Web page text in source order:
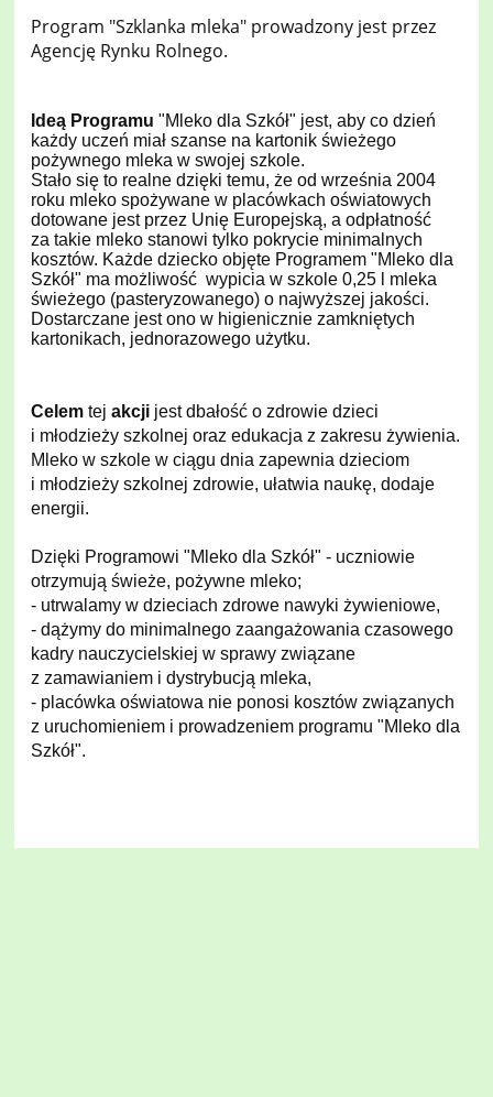
Program "Szklanka mleka" prowadzony jest przez
Agencję Rynku Rolnego.
Ideą Programu "Mleko dla Szkół" jest, aby co dzień
każdy uczeń miał szanse na kartonik świeżego
pożywnego mleka w swojej szkole.
Stało się to realne dzięki temu, że od września 2004
roku mleko spożywane w placówkach oświatowych
dotowane jest przez Unię Europejską, a odpłatność
za takie mleko stanowi tylko pokrycie minimalnych
kosztów. Każde dziecko objęte Programem "Mleko dla
Szkół" ma możliwość wypicia w szkole 0,25 l mleka
świeżego (pasteryzowanego) o najwyższej jakości.
Dostarczane jest ono w higienicznie zamkniętych
kartonikach, jednorazowego użytku.
Celem tejakcji jest dbałość o zdrowie dzieci
i młodzieży szkolnej oraz edukacja z zakresu żywienia.
Mleko w szkole w ciągu dnia zapewnia dzieciom
i młodzieży szkolnej zdrowie, ułatwia naukę, dodaje
energii.
Dzięki Programowi "Mleko dla Szkół" - uczniowie
otrzymują świeże, pożywne mleko;
- utrwalamy w dzieciach zdrowe nawyki żywieniowe,
- dążymy do minimalnego zaangażowania czasowego
kadry nauczycielskiej w sprawy związane
z zamawianiem i dystrybucją mleka,
- placówka oświatowa nie ponosi kosztów związanych
z uruchomieniem i prowadzeniem programu "Mleko dla
Szkół".